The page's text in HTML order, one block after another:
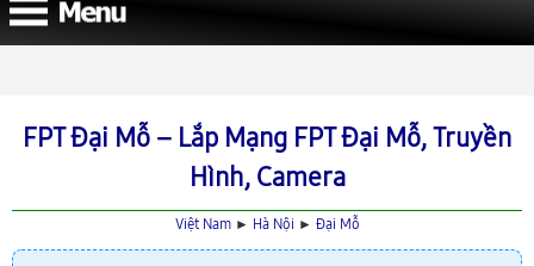
FPT Đại Mỗ – Lắp Mạng FPT Đại Mỗ, Truyền
Hình, Camera
Việt Nam► Hà Nội ► Đại Mỗ